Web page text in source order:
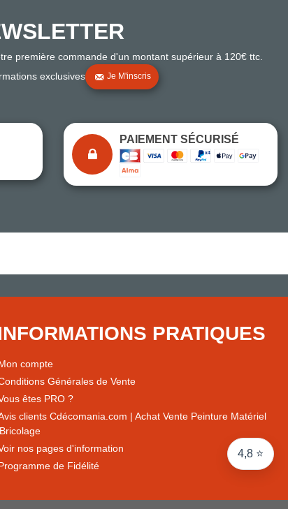
4,8 ⭐
● Exceptionnel
● Exceptionnel
CB, PayPal 4x, Google Pay, Apple Pay, Alma
première commande d'un montant supérieur à 120€ ttc.
exclusives
Je M'inscris
PAIEMENT SÉCURISÉ
PRATIQUES
compte
Générales de Vente
êtes PRO ?
clients Cdécomania.com | Achat Vente Peinture Matériel
nos pages d'information
de Fidélité